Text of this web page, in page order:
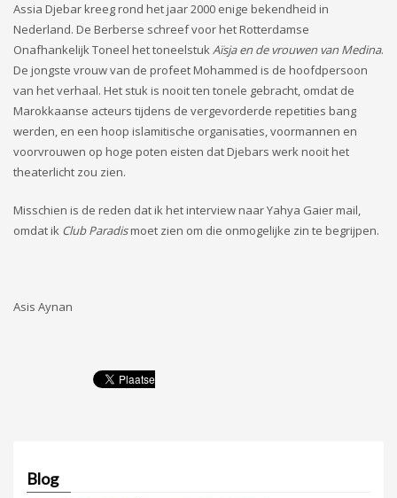
Assia Djebar kreeg rond het jaar 2000 enige bekendheid in
Nederland. De Berberse schreef voor het Rotterdamse
Onafhankelijk Toneel het toneelstukAïsja en de vrouwen van Medina.
De jongste vrouw van de profeet Mohammed is de hoofdpersoon
van het verhaal. Het stuk is nooit ten tonele gebracht, omdat de
Marokkaanse acteurs tijdens de vergevorderde repetities bang
werden, en een hoop islamitische organisaties, voormannen en
voorvrouwen op hoge poten eisten dat Djebars werk nooit het
theaterlicht zou zien.
Misschien is de reden dat ik het interview naar Yahya Gaier mail,
omdat ik Club Paradismoet zien om die onmogelijke zin te begrijpen.
Asis Aynan
Blog